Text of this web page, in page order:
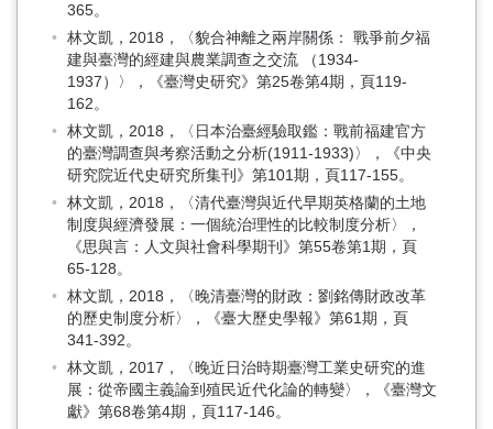
365。
林文凱，2018，〈貌合神離之兩岸關係： 戰爭前夕福
建與臺灣的經建與農業調查之交流 （1934-
1937）〉，《臺灣史研究》第25卷第4期，頁119-
162。
林文凱，2018，〈日本治臺經驗取鑑：戰前福建官方
的臺灣調查與考察活動之分析(1911-1933)〉，《中央
研究院近代史研究所集刊》第101期，頁117-155。
林文凱，2018，〈清代臺灣與近代早期英格蘭的土地
制度與經濟發展：一個統治理性的比較制度分析〉，
《思與言：人文與社會科學期刊》第55卷第1期，頁
65-128。
林文凱，2018，〈晚清臺灣的財政：劉銘傳財政改革
的歷史制度分析〉，《臺大歷史學報》第61期，頁
341-392。
林文凱，2017，〈晚近日治時期臺灣工業史研究的進
展：從帝國主義論到殖民近代化論的轉變〉，《臺灣文
獻》第68卷第4期，頁117-146。